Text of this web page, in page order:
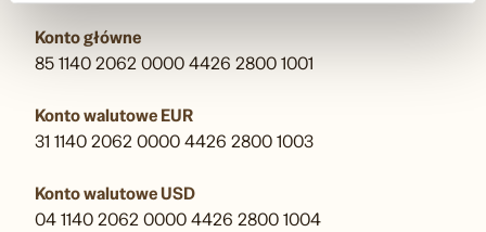
Konto główne
85 1140 2062 0000 4426 2800 1001
Konto walutowe EUR
31 1140 2062 0000 4426 2800 1003
Konto walutowe USD
04 1140 2062 0000 4426 2800 1004